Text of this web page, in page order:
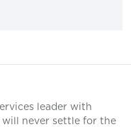
leader with
never settle for the